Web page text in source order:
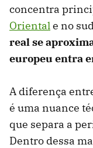
concentra
Oriental e no
real se
europeu entra
A diferença
é uma nuance
que separa a
Dentro dessa